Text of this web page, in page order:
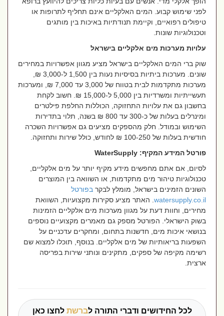
לפני שימוש קבוע. המים האלקליים אינם תחליף לתרופות או
טיפולים רפואיים, וקיימת תנודתיות באיכות בין מותגים
וטכנולוגיות שונות.
עלויות מערכות מים אלקליים בישראל
שוק ברי המים האלקליים בישראל מציע מגוון אפשרויות במחירים
שונים. מערכות ביתיות בסיסיות נעות בין 1,500 ל-3,000 ₪,
מערכות מתקדמות לבית בטווח של 3,000 עד 7,000 ₪, ומערכות
תעשייתיות ומשרדיות בין 5,000 ל-15,000 ₪. חשוב לקחת
בחשבון גם את עלויות התחזוקה, הכוללות החלפת פילטרים
ומינרלים בעלות של כ-300 עד 800 ₪ בשנה, תלוי בתדירות
השימוש ובמודל. חלק מהספקים מציעים גם אפשרויות השכרה
חודשית בעלות של 100-250 ₪ לחודש, כולל שירות ותחזוקה
.
פורטל המידע המקיף:WaterSupply
לסיום, אם אתם מחפשים מידע מקיף יותר על מים אלקליים,
טכנולוגיות טיהור מים מתקדמות, או השוואה בין המוצרים
השונים הזמינים בישראל, מומלץ לבקרבפורטל
watersupply.co.il. האתר מציע סקירות מקצועיות, השוואת
מחירים, וחוות דעת על מגוון מערכות מים אלקליים הזמינות
בשוק הישראלי. הפורטל מספק גם מאמרים מקצועיים נוספים
בנושאי איכות מים, חדשנות בתחום, ומחקרים עדכניים על
השפעות בריאותיות של מים אלקליים. בנוסף, תוכלו למצוא שם
רשימה מקיפה של ספקים, מתקינים ונותני שירות בפריסה
ארצית.
לכל החידושים ודברי התורה לברשתלחצו כאן